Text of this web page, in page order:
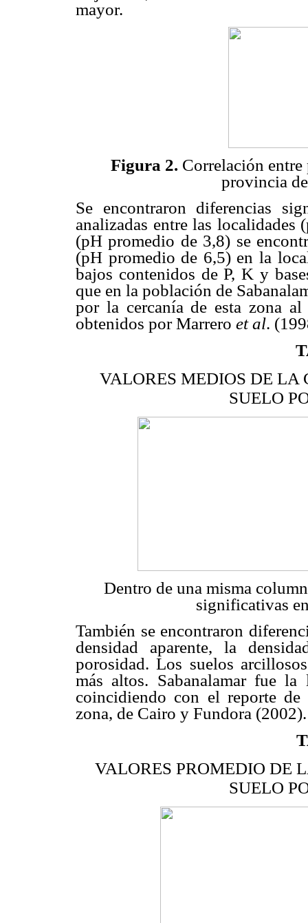
mayor.
Figura 2. Correlación
provincia
Se encontraron diferencias
analizadas entre las localidades
(pH promedio de 3,8) se
(pH promedio de 6,5) en la
bajos contenidos de P, K y
que en la población de
por la cercanía de esta zona
obtenidos por Marrero et al.
VALORES MEDIOS DE
SUELO
Dentro de una misma
significativas
También se encontraron
densidad aparente, la
porosidad. Los suelos
más altos. Sabanalamar fue
coincidiendo con el reporte de
zona, de Cairo y Fundora (2002).
VALORES PROMEDIO DE
SUELO